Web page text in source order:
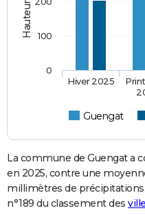
Guengat
Hiver 2025
0
100
La commune de Guengat a
en 2025, contre une
millimètres de
n°189 du classement des